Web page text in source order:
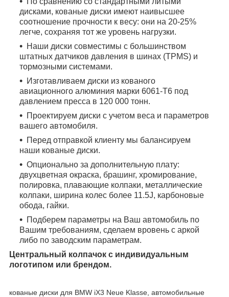
дисками, кованые диски имеют наивысшее
соотношение прочности к весу: они на 20-25%
легче, сохраняя тот же уровень нагрузки.
Наши диски совместимы с большинством
штатных датчиков давления в шинах (TPMS) и
тормозными системами.
Изготавливаем диски из кованого
авиационного алюминия марки 6061-T6 под
давлением пресса в 120 000 тонн.
Проектируем диски с учетом веса и параметров
вашего автомобиля.
Перед отправкой клиенту мы балансируем
наши кованые диски.
Опционально за дополнительную плату:
двухцветная окраска, брашинг, хромирование,
полировка, плавающие колпаки, металлические
колпаки, ширина колес более 11.5J, карбоновые
обода, гайки.
Подберем параметры на Ваш автомобиль по
Вашим требованиям, сделаем вровень с аркой
либо по заводским параметрам.
Центральный колпачок с индивидуальным
логотипом или брендом.
кованые диски для BMW iX3 Neue Klasse, автомобильные